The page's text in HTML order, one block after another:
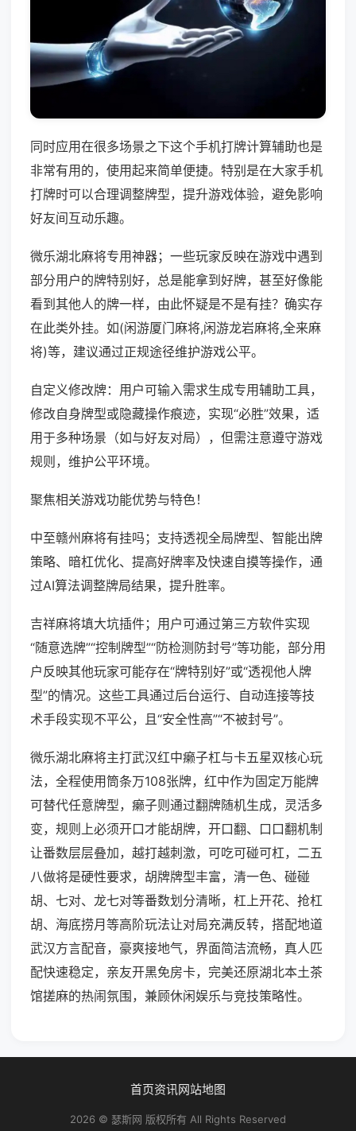
同时应用在很多场景之下这个手机打牌计算辅助也是
非常有用的，使用起来简单便捷。特别是在大家手机
打牌时可以合理调整牌型，提升游戏体验，避免影响
好友间互动乐趣。
微乐湖北麻将专用神器；一些玩家反映在游戏中遇到
部分用户的牌特别好，总是能拿到好牌，甚至好像能
看到其他人的牌一样，由此怀疑是不是有挂？确实存
在此类外挂。如(闲游厦门麻将,闲游龙岩麻将,全来麻
将)等，建议通过正规途径维护游戏公平。
自定义修改牌：用户可输入需求生成专用辅助工具，
修改自身牌型或隐藏操作痕迹，实现“必胜”效果，适
用于多种场景（如与好友对局），但需注意遵守游戏
规则，维护公平环境。
聚焦相关游戏功能优势与特色！
中至赣州麻将有挂吗；支持透视全局牌型、智能出牌
策略、暗杠优化、提高好牌率及快速自摸等操作，通
过AI算法调整牌局结果，提升胜率。
吉祥麻将填大坑插件；用户可通过第三方软件实现
“随意选牌”“控制牌型”“防检测防封号”等功能，部分用
户反映其他玩家可能存在“牌特别好”或“透视他人牌
型”的情况。这些工具通过后台运行、自动连接等技
术手段实现不平公，且“安全性高”“不被封号”。
微乐湖北麻将主打武汉红中癞子杠与卡五星双核心玩
法，全程使用筒条万108张牌，红中作为固定万能牌
可替代任意牌型，癞子则通过翻牌随机生成，灵活多
变，规则上必须开口才能胡牌，开口翻、口口翻机制
让番数层层叠加，越打越刺激，可吃可碰可杠，二五
八做将是硬性要求，胡牌牌型丰富，清一色、碰碰
胡、七对、龙七对等番数划分清晰，杠上开花、抢杠
胡、海底捞月等高阶玩法让对局充满反转，搭配地道
武汉方言配音，豪爽接地气，界面简洁流畅，真人匹
配快速稳定，亲友开黑免房卡，完美还原湖北本土茶
馆搓麻的热闹氛围，兼顾休闲娱乐与竞技策略性。
首页资讯网站地图
2026 © 瑟斯网 版权所有 All Rights Reserved